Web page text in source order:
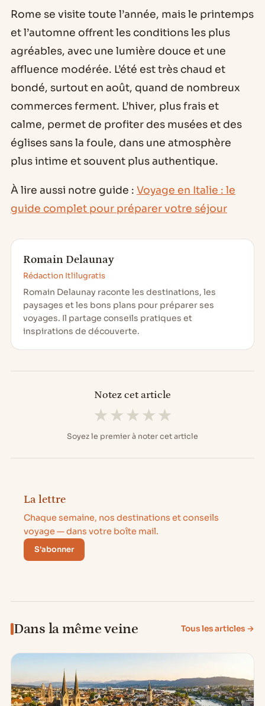
Rome se visite toute l’année, mais le printemps
et l’automne offrent les conditions les plus
agréables, avec une lumière douce et une
affluence modérée. L’été est très chaud et
bondé, surtout en août, quand de nombreux
commerces ferment. L’hiver, plus frais et
calme, permet de profiter des musées et des
églises sans la foule, dans une atmosphère
plus intime et souvent plus authentique.
À lire aussi notre guide : Voyage en Italie : le
guide complet pour préparer votre séjour
Romain Delaunay
Rédaction Itlilugratis
Romain Delaunay raconte les destinations, les
paysages et les bons plans pour préparer ses
voyages. Il partage conseils pratiques et
inspirations de découverte.
Notez cet article
★★★★★
Soyez le premier à noter cet article
La lettre
Chaque semaine, nos destinations et conseils
voyage — dans votre boîte mail.
S'abonner
Dans la même veine Tous les articles →